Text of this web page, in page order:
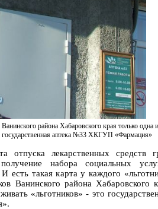
района Хабаровского края только одна
государственная аптека №33 ХКГУП «Фармация»
отпуска лекарственных средств
набора социальных
И есть такая карта у каждого
Ванинского района Хабаровского
«льготников» - это